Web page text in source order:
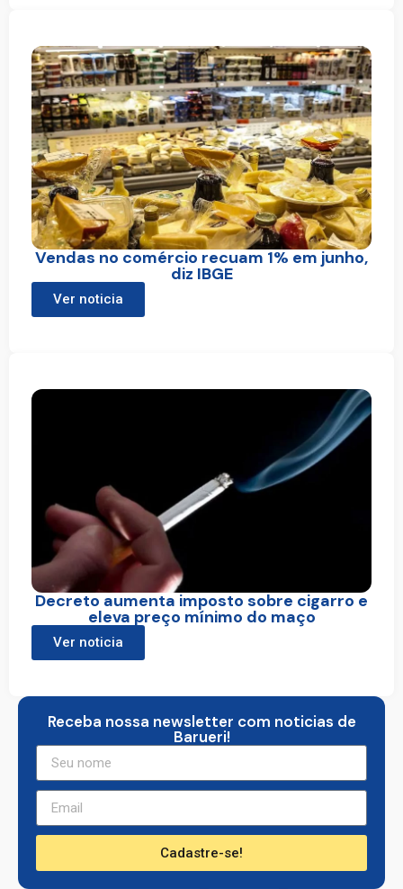
Vendas no comércio recuam 1% em junho,
diz IBGE
Ver noticia
Decreto aumenta imposto sobre cigarro e
eleva preço mínimo do maço
Ver noticia
Receba nossa newsletter com noticias de
Barueri!
Cadastre-se!